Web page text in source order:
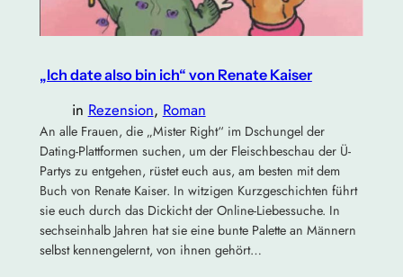
„Ich date also bin ich“ von Renate Kaiser
in Rezension, Roman
An alle Frauen, die „Mister Right“ im Dschungel der
Dating-Plattformen suchen, um der Fleischbeschau der Ü-
Partys zu entgehen, rüstet euch aus, am besten mit dem
Buch von Renate Kaiser. In witzigen Kurzgeschichten führt
sie euch durch das Dickicht der Online-Liebessuche. In
sechseinhalb Jahren hat sie eine bunte Palette an Männern
selbst kennengelernt, von ihnen gehört…